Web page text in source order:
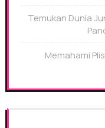
Temukan Dunia
Memahami